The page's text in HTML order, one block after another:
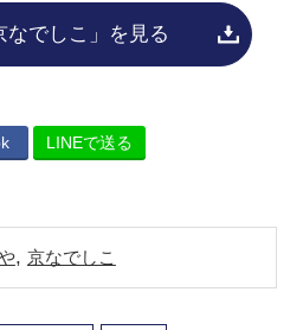
なでしこ」を見る
LINEで送る
, 京なでしこ